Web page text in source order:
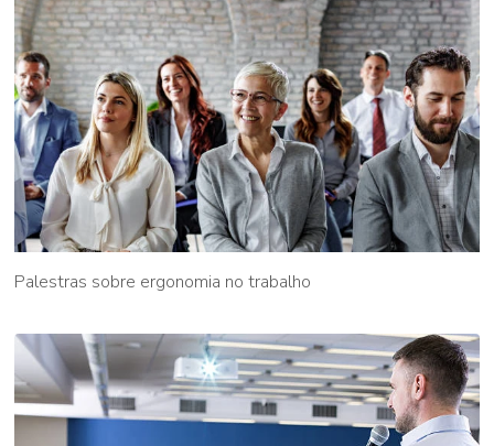
Palestras sobre ergonomia no trabalho